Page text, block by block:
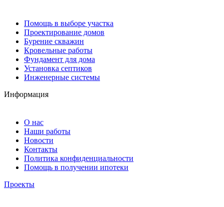
Помощь в выборе участка
Проектирование домов
Бурение скважин
Кровельные работы
Фундамент для дома
Установка септиков
Инженерные системы
Информация
О нас
Наши работы
Новости
Контакты
Политика конфиденциальности
Помощь в получении ипотеки
Проекты